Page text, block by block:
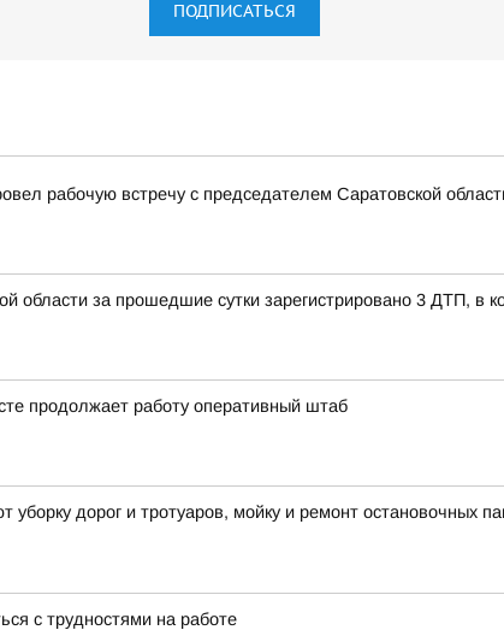
ПОДПИСАТЬСЯ
рабочую встречу с председателем Саратовской
области за прошедшие сутки зарегистрировано 3 ДТП, в
продолжает работу оперативный штаб
дорог и тротуаров, мойку и ремонт остановочных
с трудностями на работе